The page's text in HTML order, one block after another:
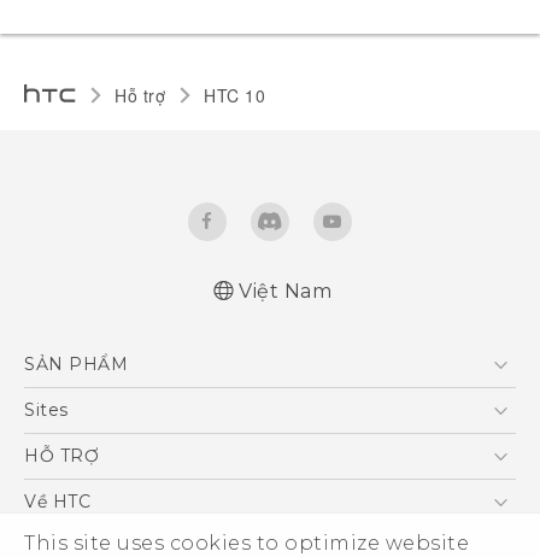
This site uses cookies to optimize website
Hỗ trợ HTC 10‎
Việt Nam
SẢN PHẨM
5G
Điện Thoại Thông Minh
VIVE
Sites
HTC Dev
HỖ TRỢ
Trung tâm hỗ trợ
Hỗ trợ bảo hành HTC
Về HTC
ESG